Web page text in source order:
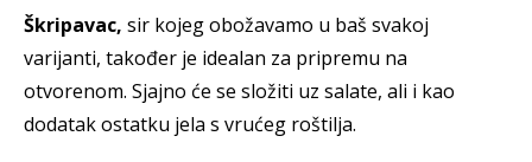
Škripavac, sir kojeg obožavamo u baš svakoj
varijanti, također je idealan za pripremu na
otvorenom. Sjajno će se složiti uz salate, ali i kao
dodatak ostatku jela s vrućeg roštilja.